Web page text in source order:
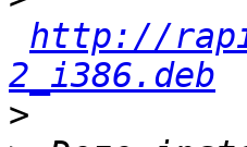
http://
2_i386.deb
>